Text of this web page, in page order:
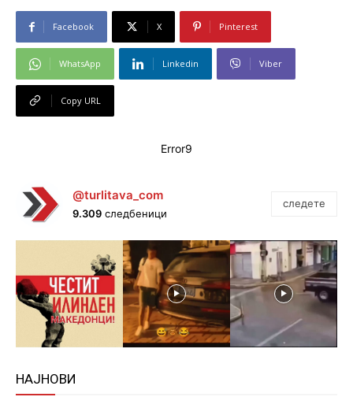
Facebook X Pinterest
WhatsApp Linkedin Viber
Copy URL
Error9
@turlitava_com
9.309 следбеници
следете
НАЈНОВИ